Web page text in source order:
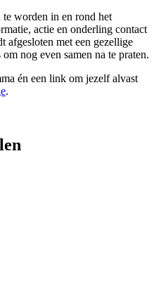
worden in en rond het
actie en onderling contact
afgesloten met een gezellige
nog even samen na te praten.
én een link om jezelf alvast
.